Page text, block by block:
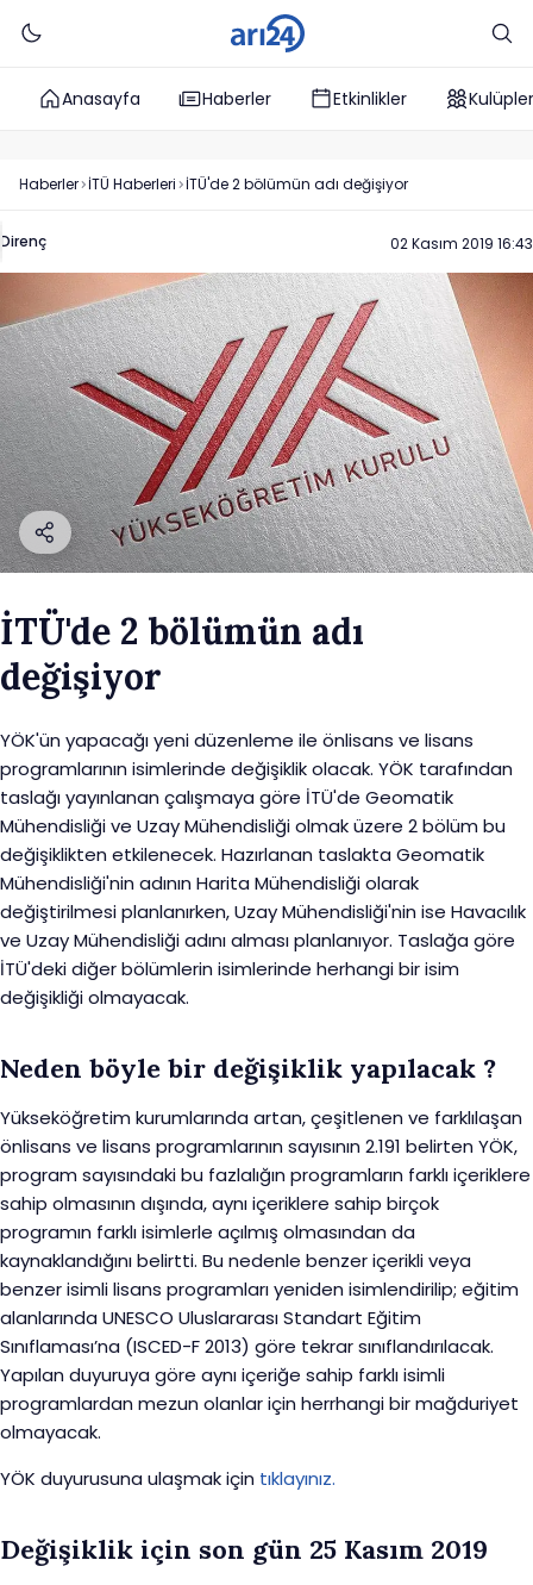
Anasayfa Haberler Etkinlikler Kulüpler
Haberler İTÜ Haberleri İTÜ'de 2 bölümün adı değişiyor
Direnç 02 Kasım 2019 16:43
İTÜ'de 2 bölümün adı
değişiyor
YÖK'ün yapacağı yeni düzenleme ile önlisans ve lisans
programlarının isimlerinde değişiklik olacak. YÖK tarafından
taslağı yayınlanan çalışmaya göre İTÜ'de Geomatik
Mühendisliği ve Uzay Mühendisliği olmak üzere 2 bölüm bu
değişiklikten etkilenecek. Hazırlanan taslakta Geomatik
Mühendisliği'nin adının Harita Mühendisliği olarak
değiştirilmesi planlanırken, Uzay Mühendisliği'nin ise Havacılık
ve Uzay Mühendisliği adını alması planlanıyor. Taslağa göre
İTÜ'deki diğer bölümlerin isimlerinde herhangi bir isim
değişikliği olmayacak.
Neden böyle bir değişiklik yapılacak ?
Yükseköğretim kurumlarında artan, çeşitlenen ve farklılaşan
önlisans ve lisans programlarının sayısının 2.191 belirten YÖK,
program sayısındaki bu fazlalığın programların farklı içeriklere
sahip olmasının dışında, aynı içeriklere sahip birçok
programın farklı isimlerle açılmış olmasından da
kaynaklandığını belirtti. Bu nedenle benzer içerikli veya
benzer isimli lisans programları yeniden isimlendirilip; eğitim
alanlarında UNESCO Uluslararası Standart Eğitim
Sınıflaması’na (ISCED-F 2013) göre tekrar sınıflandırılacak.
Yapılan duyuruya göre aynı içeriğe sahip farklı isimli
programlardan mezun olanlar için herrhangi bir mağduriyet
olmayacak.
YÖK duyurusuna ulaşmak için tıklayınız.
Değişiklik için son gün 25 Kasım 2019